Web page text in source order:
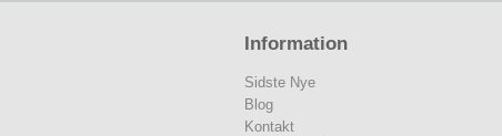
Information
Sidste Nye
Blog
Kontakt